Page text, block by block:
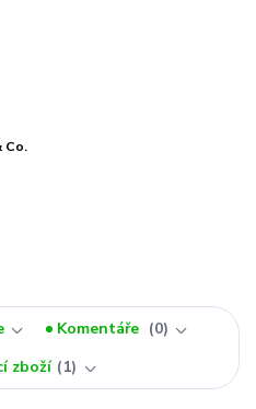
Co.
Komentáře
0
zboží
1